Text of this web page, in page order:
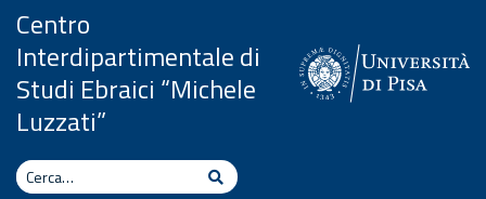
Vai al contenuto
Centro
Interdipartimentale di
Studi Ebraici “Michele
Luzzati”
Cerca Cerca